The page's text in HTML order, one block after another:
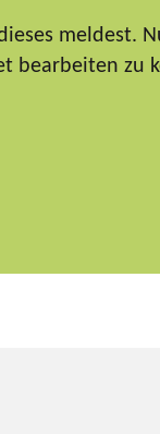
meldest.
bearbeiten zu